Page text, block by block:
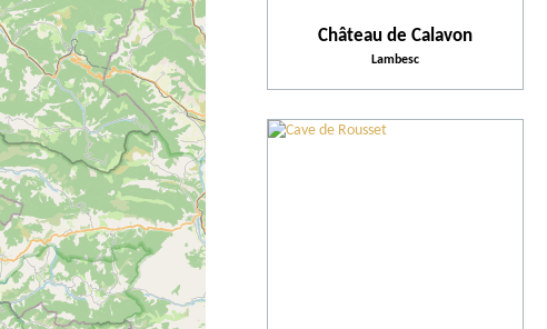
Château de Calavon
Lambesc